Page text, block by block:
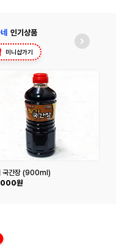
인기상품
미니샵가기
국간장 (900ml)
원